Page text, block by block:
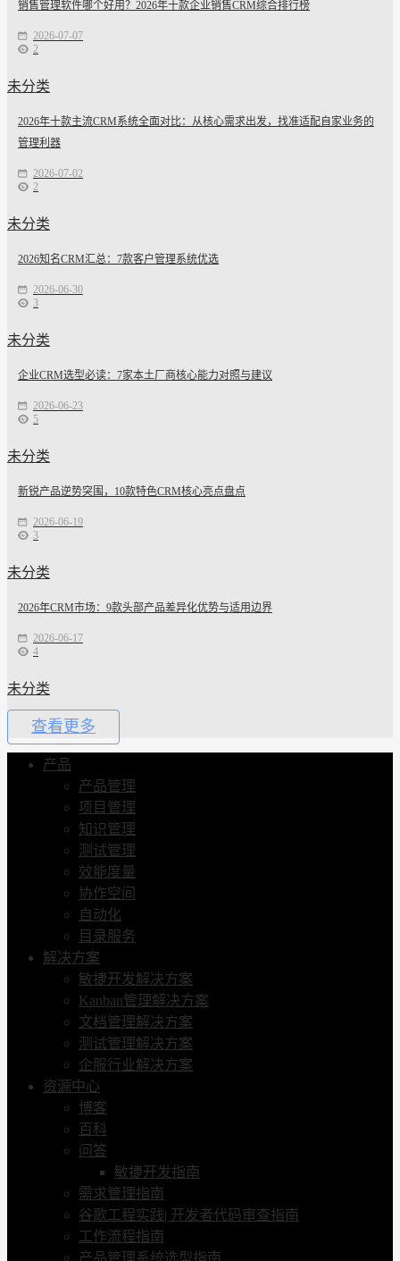
销售管理软件哪个好用？2026年十款企业销售CRM综合排行榜
2026-07-07
2
未分类
2026年十款主流CRM系统全面对比：从核心需求出发，找准适配自家业务的
管理利器
2026-07-02
2
未分类
2026知名CRM汇总：7款客户管理系统优选
2026-06-30
3
未分类
企业CRM选型必读：7家本土厂商核心能力对照与建议
2026-06-23
5
未分类
新锐产品逆势突围，10款特色CRM核心亮点盘点
2026-06-19
3
未分类
2026年CRM市场：9款头部产品差异化优势与适用边界
2026-06-17
4
未分类
查看更多
产品
产品管理
项目管理
知识管理
测试管理
效能度量
协作空间
自动化
目录服务
解决方案
敏捷开发解决方案
Kanban管理解决方案
文档管理解决方案
测试管理解决方案
企服行业解决方案
资源中心
博客
百科
问答
敏捷开发指南
需求管理指南
谷歌工程实践| 开发者代码审查指南
工作流程指南
产品管理系统选型指南